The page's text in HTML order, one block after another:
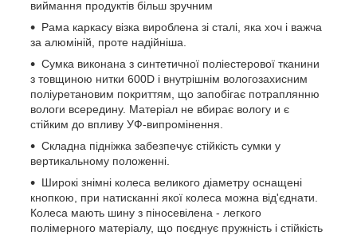
виймання продуктів більш зручним
Рама каркасу візка вироблена зі сталі, яка хоч і важча
за алюміній, проте надійніша.
Сумка виконана з синтетичної поліестерової тканини
з товщиною нитки 600D і внутрішнім вологозахисним
поліуретановим покриттям, що запобігає потраплянню
вологи всередину. Матеріал не вбирає вологу и є
стійким до впливу УФ-випромінення.
Складна підніжка забезпечує стійкість сумки у
вертикальному положенні.
Широкі знімні колеса великого діаметру оснащені
кнопкою, при натисканні якої колеса можна від'єднати.
Колеса мають шину з піносевілена - легкого
полімерного матеріалу, що поєднує пружність і стійкість